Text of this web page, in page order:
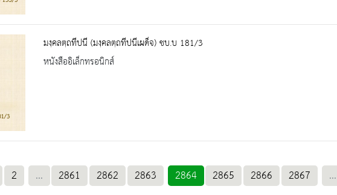
มงฺคลตฺถทีปนี (มงฺคลตฺถทีปนีเผด็จ) ชบ.บ 181/3
หนังสืออิเล็กทรอนิกส์
2 ... 2861 2862 2863 2864 2865 2866 2867 ...